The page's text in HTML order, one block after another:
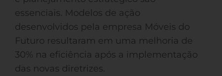
essenciais. Modelos de ação
desenvolvidos pela empresa Móveis do
Futuro resultaram em uma melhoria de
30% na eficiência após a implementação
das novas diretrizes.